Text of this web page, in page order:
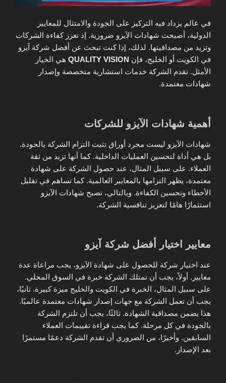
في عالم يزداد فيه التركيز على الجودة والامتثال للمعايير
الدولية، أصبحت شهادات الآيزو ضرورية. إذ تعزز كفاءة الشركات
وتزيد من مصداقيتها. لذلك، إذا كنت تبحث عن أفضل شركة آيزو
في الكويت أو الخليج، فإن QUALITY VISION هي الخيار
الأمثل. تقدم الشركة خدمات استشارية متخصصة وإصدار
شهادات معتمدة.
أهمية شهادات الآيزو للشركات
شهادات الآيزو ليست مجرد أوراق تثبت التزام الشركة بالجودة.
بل هي أداة لتحسين العمليات الداخلية. كما أنها تزيد من ثقة
العملاء. على سبيل المثال، عند حصول الشركة على شهادة
معتمدة، يظهر التزامها بالمعايير العالمية. كما تساهم في تقليل
الأخطاء وتحسين الكفاءة. وبالتالي، تصبح شهادات الآيزو
استثمارًا هامًا لتعزيز تنافسية الشركة.
معايير اختيار أفضل شركة آيزو
عند اختيار شركة للحصول على شهادة الآيزو، يجب مراعاة عدة
معايير. أولاً، يجب أن تمتلك الشركة خبرة في السوق المحلي.
على سبيل المثال، الخبرة في الكويت والخليج ميزة كبيرة. ثانيًا،
يجب أن تعمل الشركة مع جهات إصدار شهادات معتمدة عالميًا.
هذا يضمن مصداقية الشهادة. ثالثًا، يجب أن تلتزم الشركة
بالجودة في كل مرحلة. كما يجب قراءة تقييمات العملاء
السابقين. وأخيرًا، من الضروري أن تقدم الشركة دعمًا مستمرًا
بعد الإصدار.